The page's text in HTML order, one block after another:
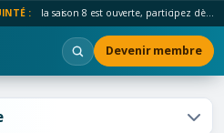
: la saison 8 est ouverte, participez dès maintenant !
Devenir membre
?